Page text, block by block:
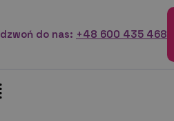
do nas: +48 600 435 468